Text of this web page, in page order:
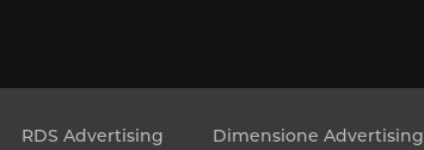
RDS Advertising Dimensione Advertising